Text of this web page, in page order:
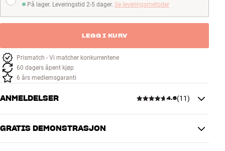
På lager. Leveringstid 2-5 dager
På lager. Leveringstid 2-5 dager. Se leveringsmetoder
LEGG I KURV
Prismatch - Vi matcher konkurrentene
60 dagers åpent kjøp
6 års medlemsgaranti
ANMELDELSER 4.6(11)
4.6
GRATIS DEMONSTRASJON